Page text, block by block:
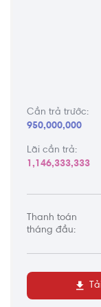
Cần trả trước:
950,000,000
Lãi cần trả:
1,146,333,333
Thanh toán
tháng đầu: